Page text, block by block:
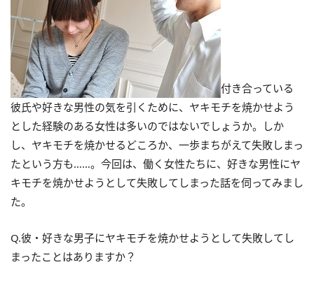
付き合っている
彼氏や好きな男性の気を引くために、ヤキモチを焼かせよう
とした経験のある女性は多いのではないでしょうか。しか
し、ヤキモチを焼かせるどころか、一歩まちがえて失敗しまっ
たという方も……。今回は、働く女性たちに、好きな男性にヤ
キモチを焼かせようとして失敗してしまった話を伺ってみまし
た。
Q.彼・好きな男子にヤキモチを焼かせようとして失敗してし
まったことはありますか？